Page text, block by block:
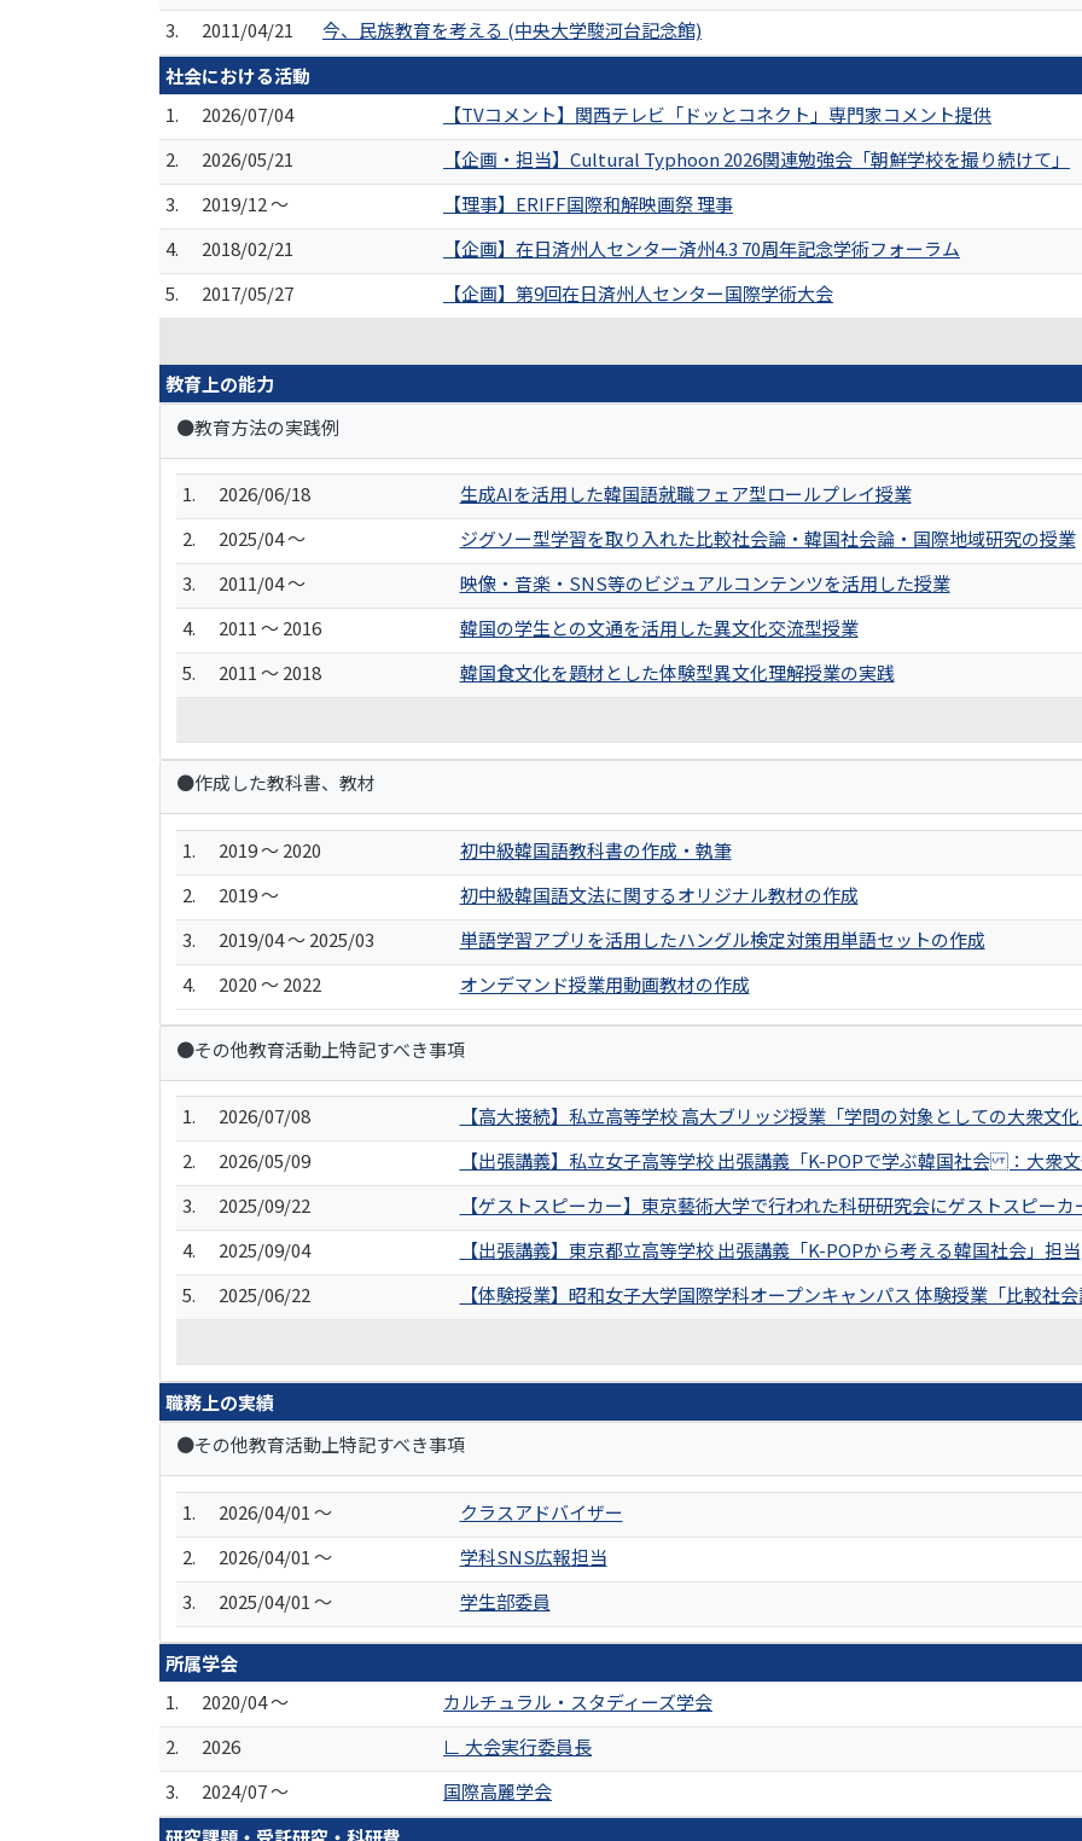
3.
2011/04/21
今、民族教育を考える (中央大学駿河台記念館)
社会における活動
1.
2026/07/04
【TVコメント】関西テレビ「ドッとコネクト」専門家コメント提供
2.
2026/05/21
【企画・担当】Cultural Typhoon 2026関連勉強会「朝鮮学校を撮り続けて」
3.
2019/12 ～
【理事】ERIFF国際和解映画祭 理事
4.
2018/02/21
【企画】在日済州人センター済州4.3 70周年記念学術フォーラム
5.
2017/05/27
【企画】第9回在日済州人センター国際学術大会
教育上の能力
●教育方法の実践例
1. 2026/06/18
生成AIを活用した韓国語就職フェア型ロールプレイ授業
2.
2025/04 ～
ジグソー型学習を取り入れた比較社会論・韓国社会論・国際地域研究の授業
3.
2011/04 ～
映像・音楽・SNS等のビジュアルコンテンツを活用した授業
4.
2011 ～ 2016
韓国の学生との文通を活用した異文化交流型授業
5.
2011 ～ 2018
韓国食文化を題材とした体験型異文化理解授業の実践
●作成した教科書、教材
1. 2019 ～ 2020
初中級韓国語教科書の作成・執筆
2.
2019 ～
初中級韓国語文法に関するオリジナル教材の作成
3.
2019/04 ～ 2025/03
単語学習アプリを活用したハングル検定対策用単語セットの作成
4.
2020 ～ 2022 オンデマンド授業用動画教材の作成
●その他教育活動上特記すべき事項
1. 2026/07/08
【高大接続】私立高等学校 高大ブリッジ授業「学問の対象としての大衆文
2.
2026/05/09
【出張講義】私立女子高等学校 出張講義「K-POPで学ぶ韓国社会 ：大衆
3.
2025/09/22
【ゲストスピーカー】東京藝術大学で行われた科研研究会にゲストスピー
4.
2025/09/04
【出張講義】東京都立高等学校 出張講義「K-POPから考える韓国社会」担当
5.
2025/06/22
【体験授業】昭和女子大学国際学科オープンキャンパス 体験授業「比較社
職務上の実績
●その他教育活動上特記すべき事項
1. 2026/04/01 ～
クラスアドバイザー
2.
2026/04/01 ～
学科SNS広報担当
3.
2025/04/01 ～ 学生部委員
所属学会
1.
2020/04 ～
カルチュラル・スタディーズ学会
2.
2026
∟ 大会実行委員長
3.
2024/07 ～
国際高麗学会